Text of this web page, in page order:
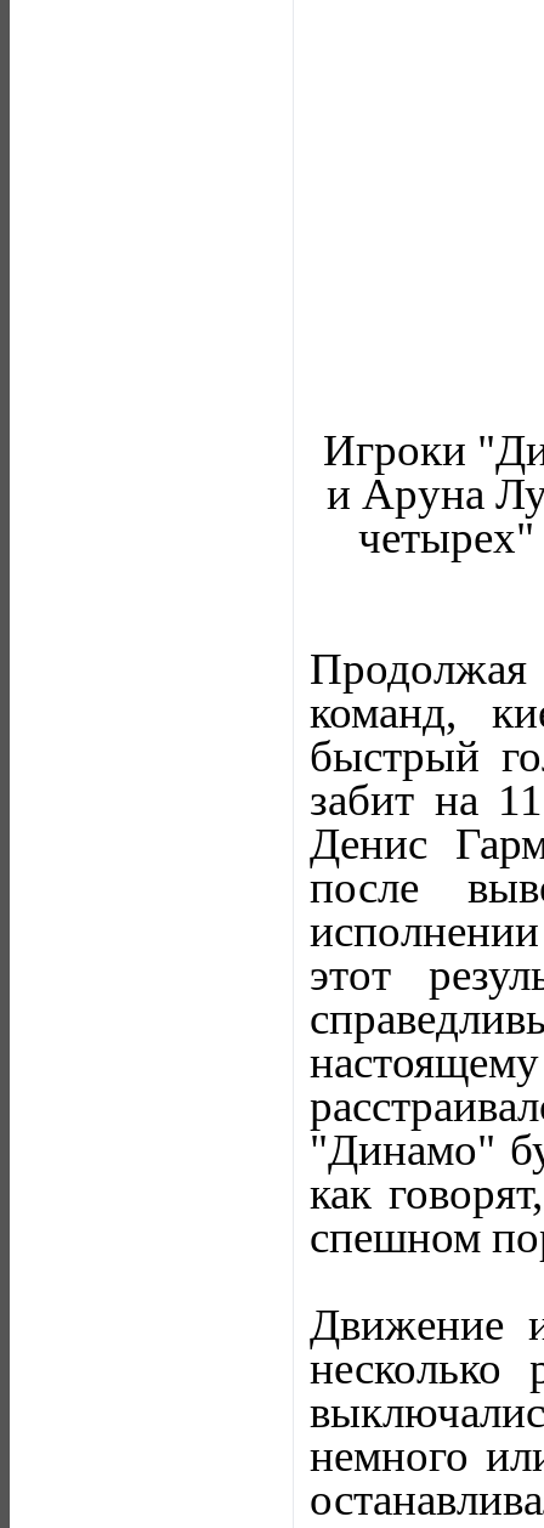
Игроки
и Аруна
Продолжая
команд,
быстрый
забит на
Денис
после
этот
"Динамо"
как
спешном
Движение
несколько
немного